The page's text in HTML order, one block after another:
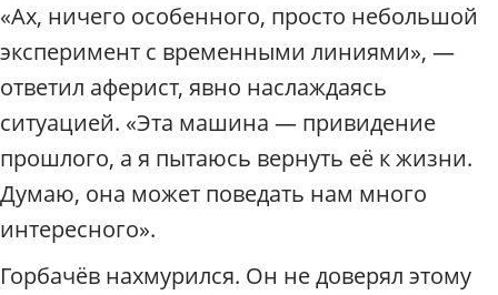
«Ах, ничего особенного, просто небольшой
эксперимент с временными линиями», —
ответил аферист, явно наслаждаясь
ситуацией. «Эта машина — привидение
прошлого, а я пытаюсь вернуть её к жизни.
Думаю, она может поведать нам много
интересного».
Горбачёв нахмурился. Он не доверял этому